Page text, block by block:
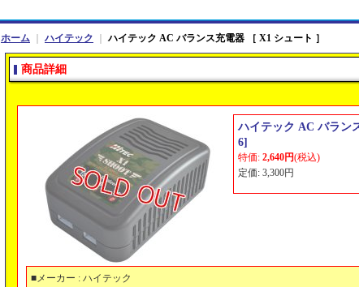
ホーム ハイテック ｜ハイテック AC バランス充電器 ［ X1 シュート ］
商品詳細
ハイテック AC バラン
6]
特価: 2,640円(税込)
定価: 3,300円
■メーカー : ハイテック